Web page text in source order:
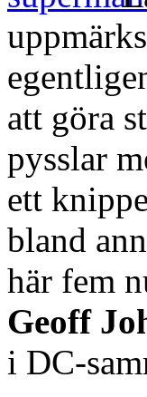
att göra
pysslar
ett
bland
här fem
Geoff
i DC-